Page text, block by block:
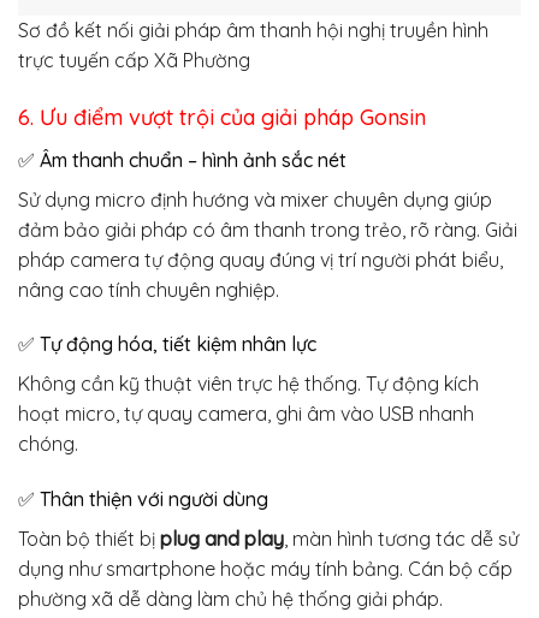
Sơ đồ kết nối giải pháp âm thanh hội nghị truyền hình
trực tuyến cấp Xã Phường
6. Ưu điểm vượt trội của giải pháp Gonsin
✅ Âm thanh chuẩn – hình ảnh sắc nét
Sử dụng micro định hướng và mixer chuyên dụng giúp
đảm bảo giải pháp có âm thanh trong trẻo, rõ ràng. Giải
pháp camera tự động quay đúng vị trí người phát biểu,
nâng cao tính chuyên nghiệp.
✅ Tự động hóa, tiết kiệm nhân lực
Không cần kỹ thuật viên trực hệ thống. Tự động kích
hoạt micro, tự quay camera, ghi âm vào USB nhanh
chóng.
✅ Thân thiện với người dùng
Toàn bộ thiết bị plug and play, màn hình tương tác dễ sử
dụng như smartphone hoặc máy tính bảng. Cán bộ cấp
phường xã dễ dàng làm chủ hệ thống giải pháp.